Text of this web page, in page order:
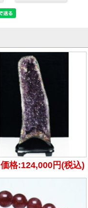
価格:124,000円(税込)